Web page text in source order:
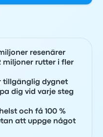
resenärer
miljoner rutter i fler
tillgänglig dygnet
dig vid varje steg
och få 100 %
att uppge något